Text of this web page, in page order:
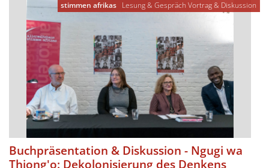
stimmen afrikas Lesung & Gespräch Vortrag & Diskussion
Buchpräsentation & Diskussion - Ngugi wa
Thiong'o: Dekolonisierung des Denkens